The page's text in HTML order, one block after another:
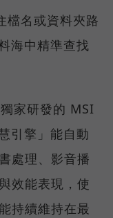
檔名或資料夾路
海中精準查找
家研發的 MSI
引擎」能自動
處理、影音播
效能表現，使
持續維持在最